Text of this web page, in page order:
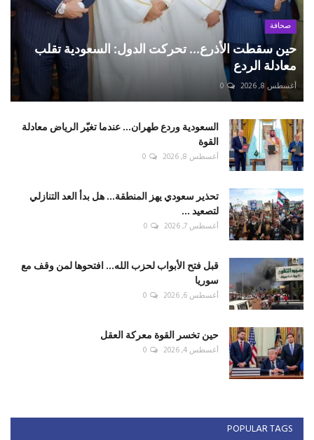
صحافة
حين سقطت الأذرع... تحركت الدول: السعودية تقلب
معادلة الردع
أغسطس 8, 2026 0
السعودية وردع طهران... عندما تغيّر الرياض معادلة
القوة
أغسطس 8, 2026 0
تحذير سعودي يهز المنطقة... هل بدأ العد التنازلي
لتصعيد ...
أغسطس 7, 2026 0
قبل فتح الأبواب لحزب الله... افتحوها لمن وقف مع
سوريا
أغسطس 6, 2026 0
حين تخسر القوة معركة العقل
أغسطس 4, 2026 0
POPULAR TAGS